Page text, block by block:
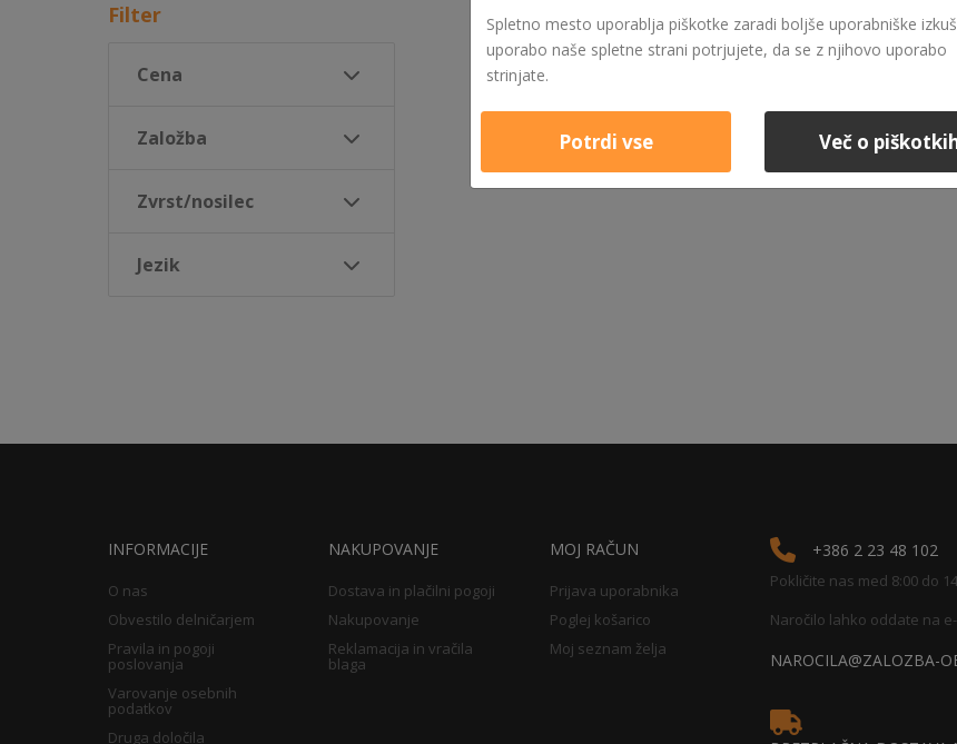
Filter
Cena
Založba
Zvrst/nosilec
Jezik
INFORMACIJE
O nas
Obvestilo delničarjem
Pravila in pogoji
poslovanja
Varovanje osebnih
podatkov
Druga določila
NAKUPOVANJE
Dostava in plačilni pogoji
Nakupovanje
Reklamacija in vračila
blaga
MOJ RAČUN
Prijava uporabnika
Poglej košarico
Moj seznam želja
+386 2 23 48 102
Pokličite nas med 8:00 do
Naročilo lahko oddate na
NAROCILA@ZALOZBA-
Spletno mesto uporablja piškotke zaradi boljše uporabniške
uporabo naše spletne strani potrjujete, da se z njihovo uporabo
strinjate.
Potrdi vse Več o